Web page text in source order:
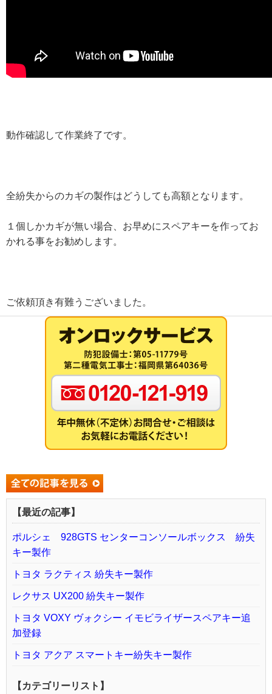
動作確認して作業終了です。
全紛失からのカギの製作はどうしても高額となります。
１個しかカギが無い場合、お早めにスペアキーを作ってお
かれる事をお勧めします。
ご依頼頂き有難うございました。
【最近の記事】
ポルシェ 928GTS センターコンソールボックス 紛失
キー製作
トヨタ ラクティス 紛失キー製作
レクサス UX200 紛失キー製作
トヨタ VOXY ヴォクシー イモビライザースペアキー追
加登録
トヨタ アクア スマートキー紛失キー製作
【カテゴリーリスト】